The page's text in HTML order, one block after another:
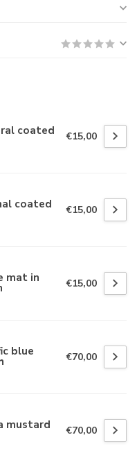
coated €15,00
coated €15,00
mat in €15,00
blue €70,00
mustard €70,00